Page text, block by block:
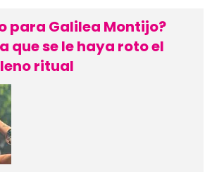
para Galilea Montijo?
que se le haya roto el
ritual